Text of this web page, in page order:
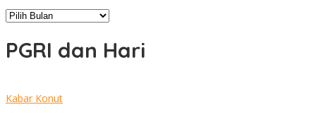
Arsip
PGRI dan Hari
Kabar Konut